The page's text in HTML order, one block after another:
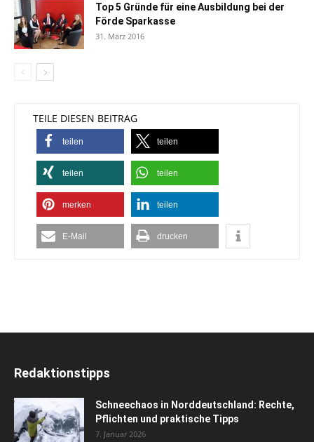
Top 5 Gründe für eine Ausbildung bei der
Förde Sparkasse
31. März 2016
TEILE DIESEN BEITRAG
teilen teilen
teilen teilen
merken teilen
E-Mail drucken
Redaktionstipps
Schneechaos in Norddeutschland: Rechte,
Pflichten und praktische Tipps
7. Januar 2026